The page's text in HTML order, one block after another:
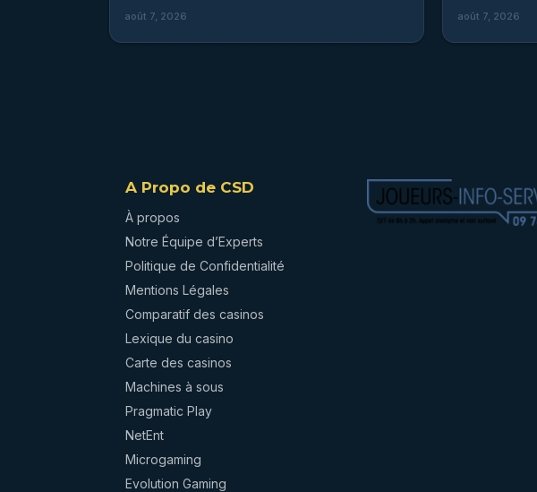
août 7, 2026 août 7, 2026
A Propo de CSD
À propos
Notre Équipe d’Experts
Politique de Confidentialité
Mentions Légales
Comparatif des casinos
Lexique du casino
Carte des casinos
Machines à sous
Pragmatic Play
NetEnt
Microgaming
Evolution Gaming